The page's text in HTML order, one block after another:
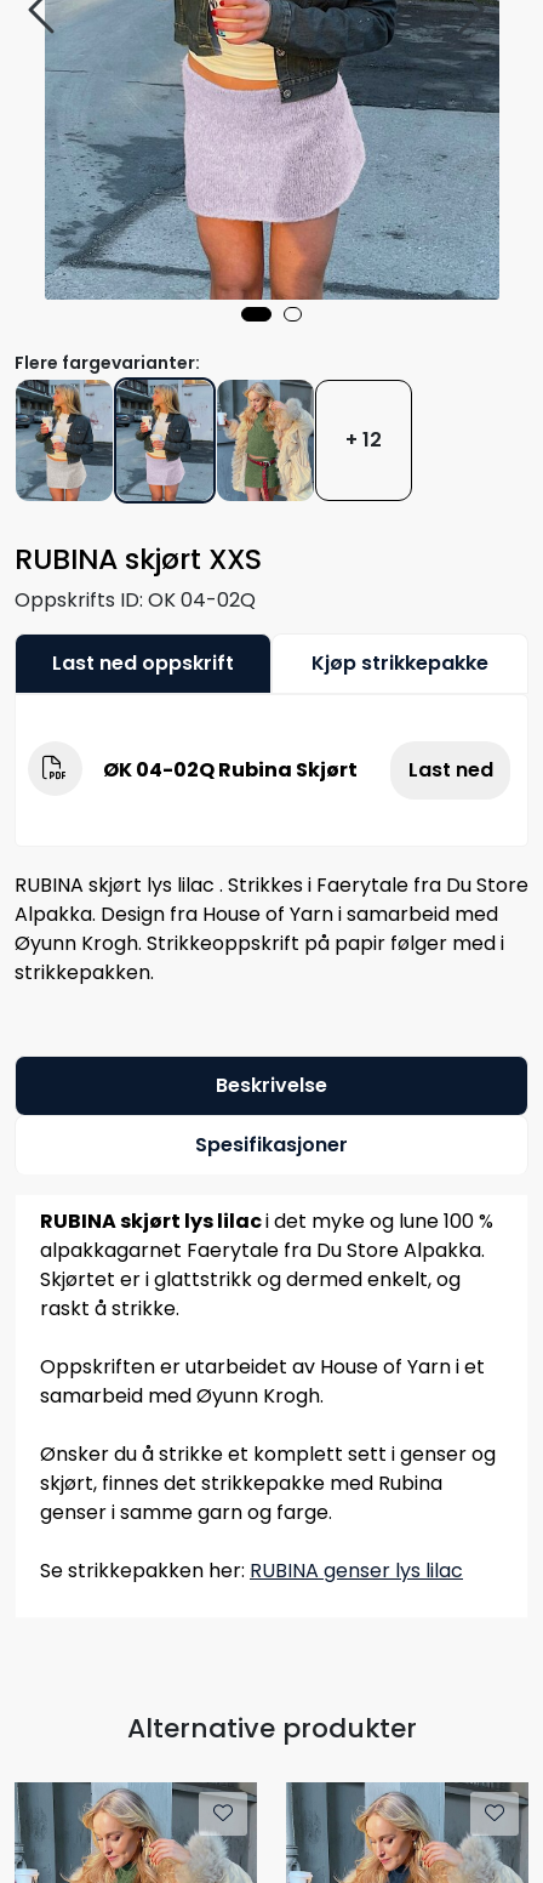
RUBINA skjørt XXS
Oppskrifts ID: OK 04-02Q
Flere fargevarianter:
+ 12
Last ned oppskrift Kjøp strikkepakke
ØK 04-02Q Rubina Skjørt Last ned
RUBINA skjørt lys lilac . Strikkes i Faerytale fra Du Store
Alpakka. Design fra House of Yarn i samarbeid med
Øyunn Krogh. Strikkeoppskrift på papir følger med i
strikkepakken.
Beskrivelse
Spesifikasjoner
RUBINA skjørt lys lilaci det myke og lune 100 %
alpakkagarnet Faerytale fra Du Store Alpakka.
Skjørtet er i glattstrikk og dermed enkelt, og
raskt å strikke.
Oppskriften er utarbeidet av House of Yarn i et
samarbeid med Øyunn Krogh.
Ønsker du å strikke et komplett sett i genser og
skjørt, finnes det strikkepakke med Rubina
genser i samme garn og farge.
Se strikkepakken her: RUBINA genser lys lilac
Alternative produkter